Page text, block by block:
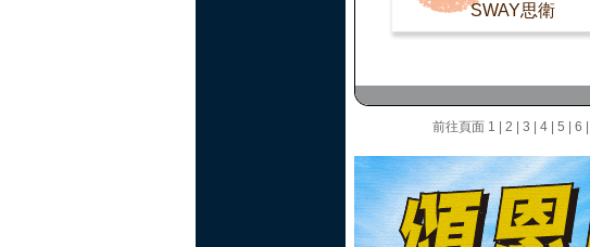
SWAY思衛
前往頁面 1 2 3 4| 5 6